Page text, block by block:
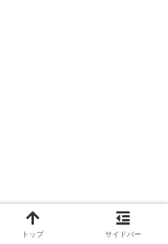
トップ サイドバー